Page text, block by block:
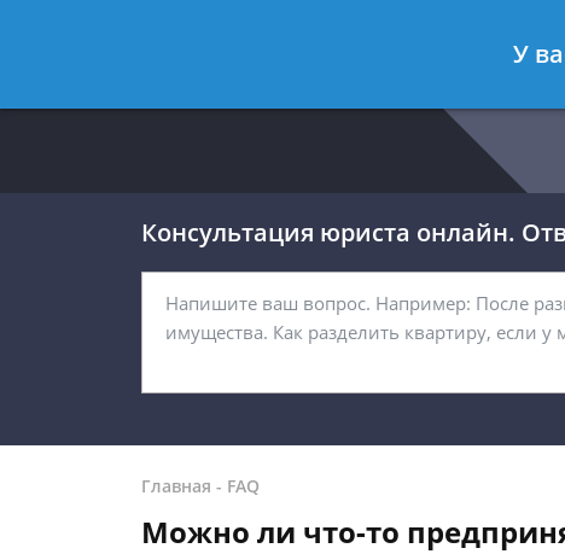
8 812 467-32-54
Консультация юриста онлайн.
Главная - FAQ
Можно ли что-то
У